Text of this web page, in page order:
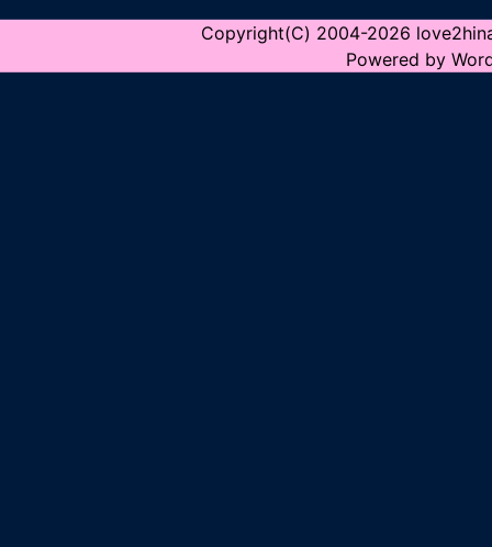
Copyright(C) 2004-2026
Powered by